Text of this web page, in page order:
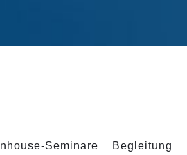
Inhouse-Seminare Begleitung